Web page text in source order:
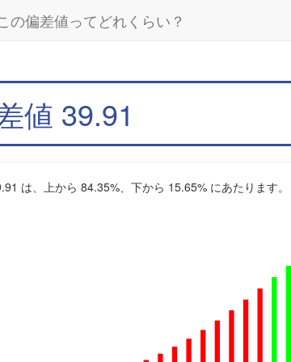
の偏差値ってどれくらい？
値 39.91
は、上から 84.35%、下から 15.65% にあたります。